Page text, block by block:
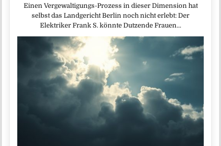
Einen Vergewaltigungs-Prozess in dieser Dimension hat
selbst das Landgericht Berlin noch nicht erlebt: Der
Elektriker Frank S. könnte Dutzende Frauen…